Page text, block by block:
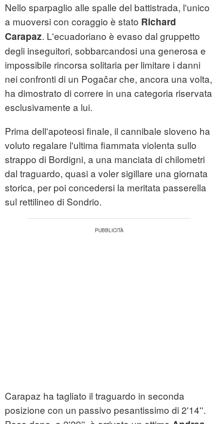
Nello sparpaglio alle spalle del battistrada, l'unico
a muoversi con coraggio è stato Richard
Carapaz. L'ecuadoriano è evaso dal gruppetto
degli inseguitori, sobbarcandosi una generosa e
impossibile rincorsa solitaria per limitare i danni
nei confronti di un Pogačar che, ancora una volta,
ha dimostrato di correre in una categoria riservata
esclusivamente a lui.
Prima dell'apoteosi finale, il cannibale sloveno ha
voluto regalare l'ultima fiammata violenta sullo
strappo di Bordigni, a una manciata di chilometri
dal traguardo, quasi a voler sigillare una giornata
storica, per poi concedersi la meritata passerella
sul rettilineo di Sondrio.
Carapaz ha tagliato il traguardo in seconda
posizione con un passivo pesantissimo di 2'14''.